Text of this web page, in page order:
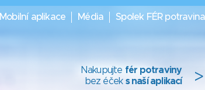
Mobilní aplikace Média Spolek FÉR potravina
Nakupujte fér potraviny
bez éček s naší aplikací >